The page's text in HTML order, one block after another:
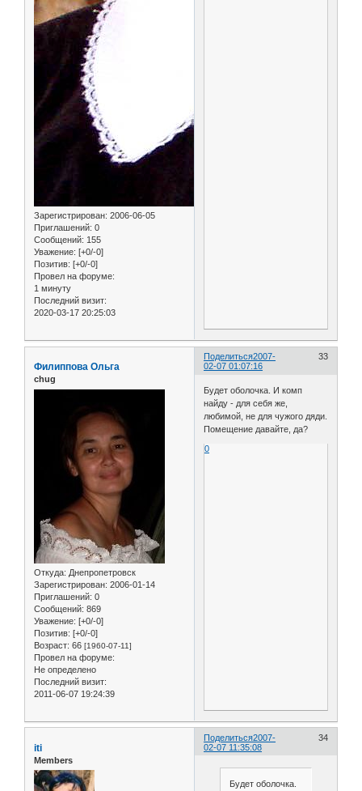
Зарегистрирован: 2006-06-05
Приглашений: 0
Сообщений: 155
Уважение: [+0/-0]
Позитив: [+0/-0]
Провел на форуме:
1 минуту
Последний визит:
2020-03-17 20:25:03
Поделиться 33
2007-
02-07 01:07:16
Филиппова Ольга
chug
Откуда: Днепропетровск
Зарегистрирован: 2006-01-14
Приглашений: 0
Сообщений: 869
Уважение: [+0/-0]
Позитив: [+0/-0]
Возраст: 66 [1960-07-11]
Провел на форуме:
Не определено
Последний визит:
2011-06-07 19:24:39
Будет оболочка. И комп
найду - для себя же,
любимой, не для чужого дяди.
Помещение давайте, да?
0
Поделиться 34
2007-
02-07 11:35:08
iti
Members
Будет оболочка.